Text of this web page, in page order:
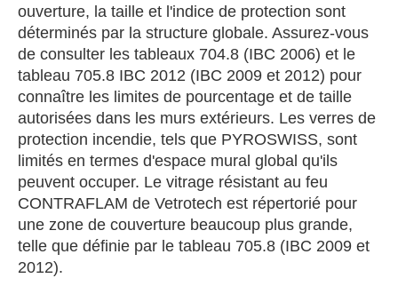
ouverture, la taille et l'indice de protection sont
déterminés par la structure globale. Assurez-vous
de consulter les tableaux 704.8 (IBC 2006) et le
tableau 705.8 IBC 2012 (IBC 2009 et 2012) pour
connaître les limites de pourcentage et de taille
autorisées dans les murs extérieurs. Les verres de
protection incendie, tels que PYROSWISS, sont
limités en termes d'espace mural global qu'ils
peuvent occuper. Le vitrage résistant au feu
CONTRAFLAM de Vetrotech est répertorié pour
une zone de couverture beaucoup plus grande,
telle que définie par le tableau 705.8 (IBC 2009 et
2012).